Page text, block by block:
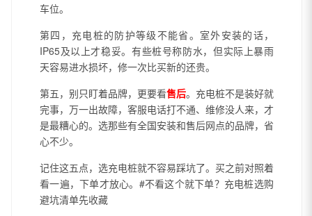
车位。
第四，充电桩的防护等级不能省。室外安装的话，
IP65及以上才稳妥。有些桩号称防水，但实际上暴雨
天容易进水损坏，修一次比买新的还贵。
第五，别只盯着品牌，更要看售后。充电桩不是装好就
完事，万一出故障，客服电话打不通、维修没人来，才
是最糟心的。选那些有全国安装和售后网点的品牌，省
心不少。
记住这五点，选充电桩就不容易踩坑了。买之前对照着
看一遍，下单才放心。#不看这个就下单？充电桩选购
避坑清单先收藏